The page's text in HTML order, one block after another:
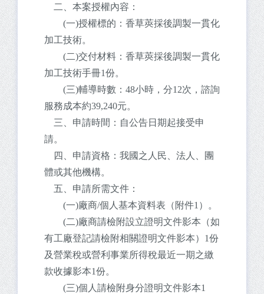
二、本案授權內容：
(一)授權標的：香草莢採後調製一貫化
加工技術。
(二)交付材料：香草莢採後調製一貫化
加工技術手冊1份。
(三)輔導時數：48小時，分12次，諮詢
服務成本約39,240元。
三、申請時間：自公告日期起接受申
請。
四、申請資格：我國之人民、法人、團
體或其他機構。
五、申請所需文件：
(一)廠商/個人基本資料表（附件1）。
(二)廠商請檢附設立證明文件影本（如
有工廠登記請檢附相關證明文件影本）1份
及營業稅或營利事業所得稅最近一期之繳
款收據影本1份。
(三)個人請檢附身分證明文件影本1